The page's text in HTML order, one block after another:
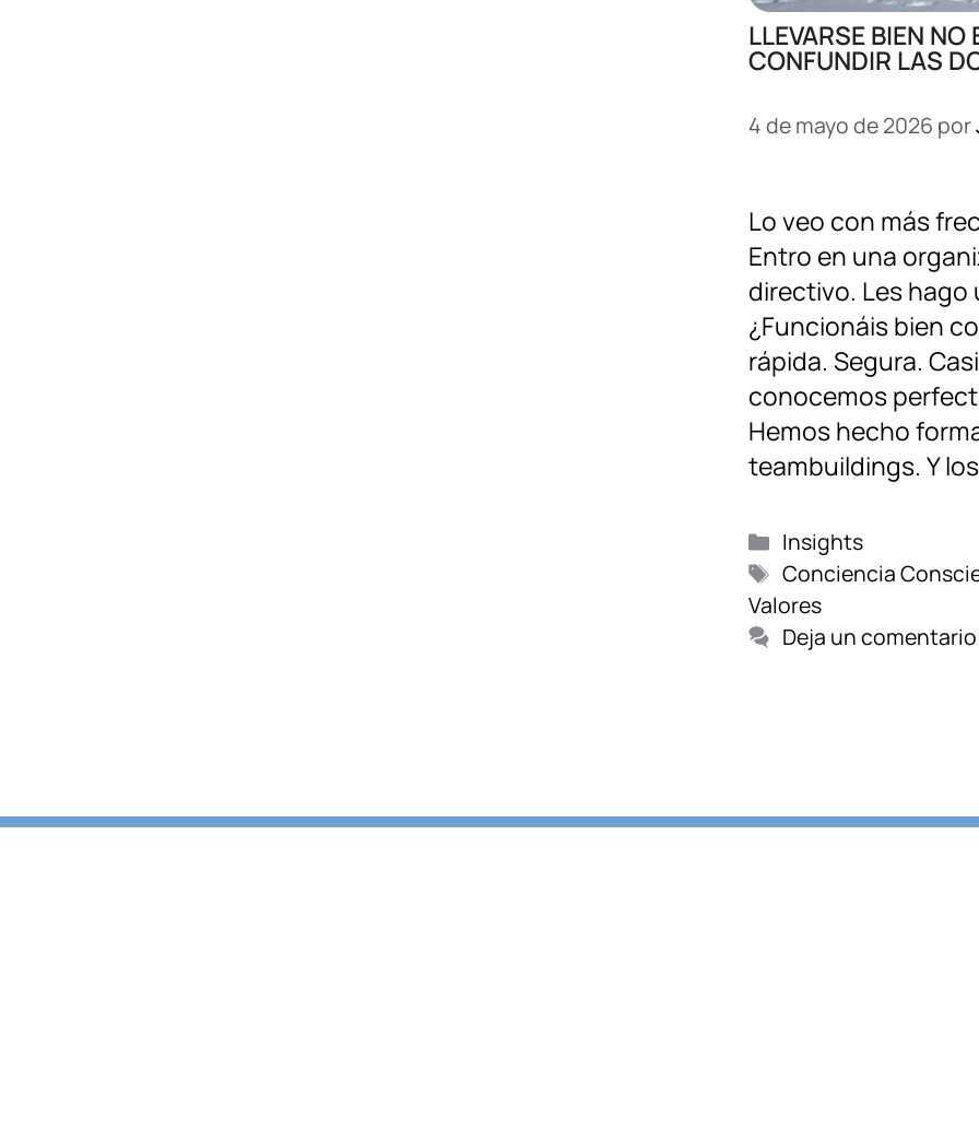
LLEVARSE BIEN NO
CONFUNDIR LAS
4 de mayo de 2026 por
Lo veo con más
Entro en una
directivo. Les
¿Funcionáis bien
rápida. Segura.
conocemos
Hemos hecho
teambuildings. Y
Categorías
Insights
Etiquetas
Conciencia
Valores
Deja un comentario